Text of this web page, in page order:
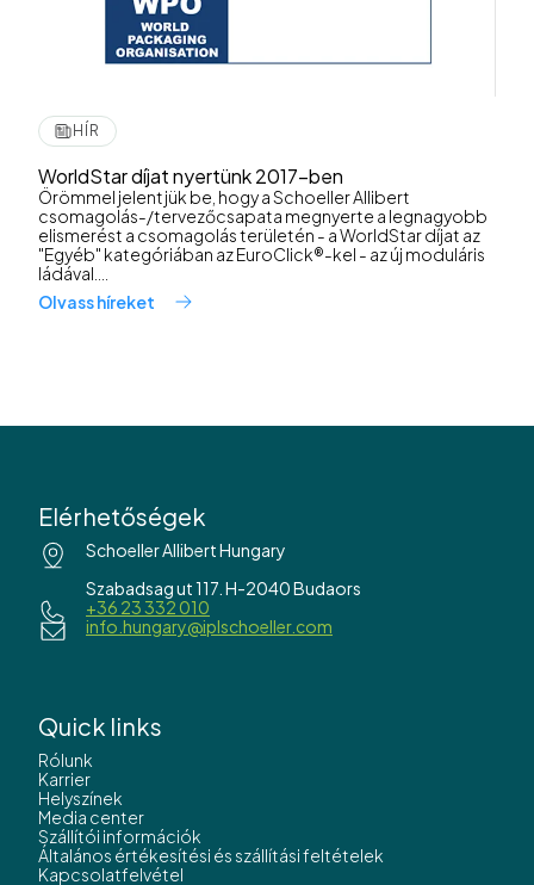
HÍR
WorldStar díjat nyertünk 2017-ben
Örömmel jelentjük be, hogy a Schoeller Allibert
csomagolás-/tervezőcsapata megnyerte a legnagyobb
elismerést a csomagolás területén - a WorldStar díjat az
"Egyéb" kategóriában az EuroClick®-kel - az új moduláris
ládával....
Olvass híreket
Elérhetőségek
Schoeller Allibert Hungary
Szabadsag ut 117. H-2040 Budaors
+36 23 332 010
info.hungary@iplschoeller.com
Quick links
Rólunk
Karrier
Helyszínek
Media center
Szállítói információk
Általános értékesítési és szállítási feltételek
Kapcsolatfelvétel